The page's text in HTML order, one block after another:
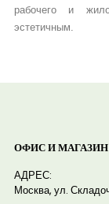
рабочего и
эстетичным.
ОФИС И МАГАЗИН
АДРЕС:
Москва, ул.